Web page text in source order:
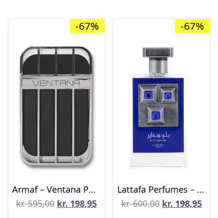
-67%
Armaf – Ventana Pour Homme – 100 ml – Edp
kr.595,00 Den
kr. 198,95Den
-67%
Lattafa Perfumes – Blue Sapphire Eau de Parfum – 100 ml
kr.600,00 Den
kr. 198,95Den